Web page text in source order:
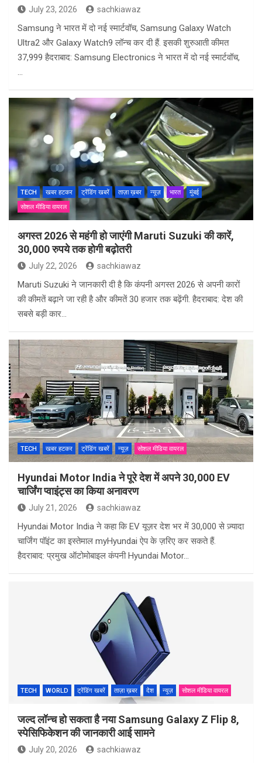
July 23, 2026 sachkiawaz
Samsung ने भारत में दो नई स्मार्टवॉच, Samsung Galaxy Watch
Ultra2 और Galaxy Watch9 लॉन्च कर दी हैं. इसकी शुरुआती कीमत
37,999 हैदराबाद: Samsung Electronics ने भारत में दो नई स्मार्टवॉच,
…
TECH खबर हटकर ट्रेंडिंग खबरें ताज़ा ख़बर न्यूज़ भारत
मुंबई
सोशल मीडिया वायरल
अगस्त 2026 से महंगी हो जाएंगी Maruti Suzuki की कारें,
30,000 रुपये तक होगी बढ़ोतरी
July 22, 2026 sachkiawaz
Maruti Suzuki ने जानकारी दी है कि कंपनी अगस्त 2026 से अपनी कारों
की कीमतें बढ़ाने जा रही है और कीमतें 30 हजार तक बढ़ेंगी. हैदराबाद: देश की
सबसे बड़ी कार…
TECH खबर हटकर ट्रेंडिंग खबरें न्यूज़ सोशल मीडिया वायरल
Hyundai Motor India ने पूरे देश में अपने 30,000 EV
चार्जिंग प्वाइंट्स का किया अनावरण
July 21, 2026 sachkiawaz
Hyundai Motor India ने कहा कि EV यूज़र देश भर में 30,000 से ज़्यादा
चार्जिंग पॉइंट का इस्तेमाल myHyundai ऐप के ज़रिए कर सकते हैं.
हैदराबाद: प्रमुख ऑटोमोबाइल कंपनी Hyundai Motor…
TECH WORLD ट्रेंडिंग खबरें ताज़ा ख़बर देश न्यूज़ सोशल मीडिया वायरल
जल्द लॉन्च हो सकता है नया Samsung Galaxy Z Flip 8,
स्पेसिफिकेशन की जानकारी आई सामने
July 20, 2026 sachkiawaz